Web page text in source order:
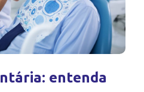
entenda